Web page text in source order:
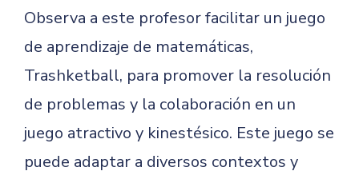
Observa a este profesor facilitar un juego
de aprendizaje de matemáticas,
Trashketball, para promover la resolución
de problemas y la colaboración en un
juego atractivo y kinestésico. Este juego se
puede adaptar a diversos contextos y